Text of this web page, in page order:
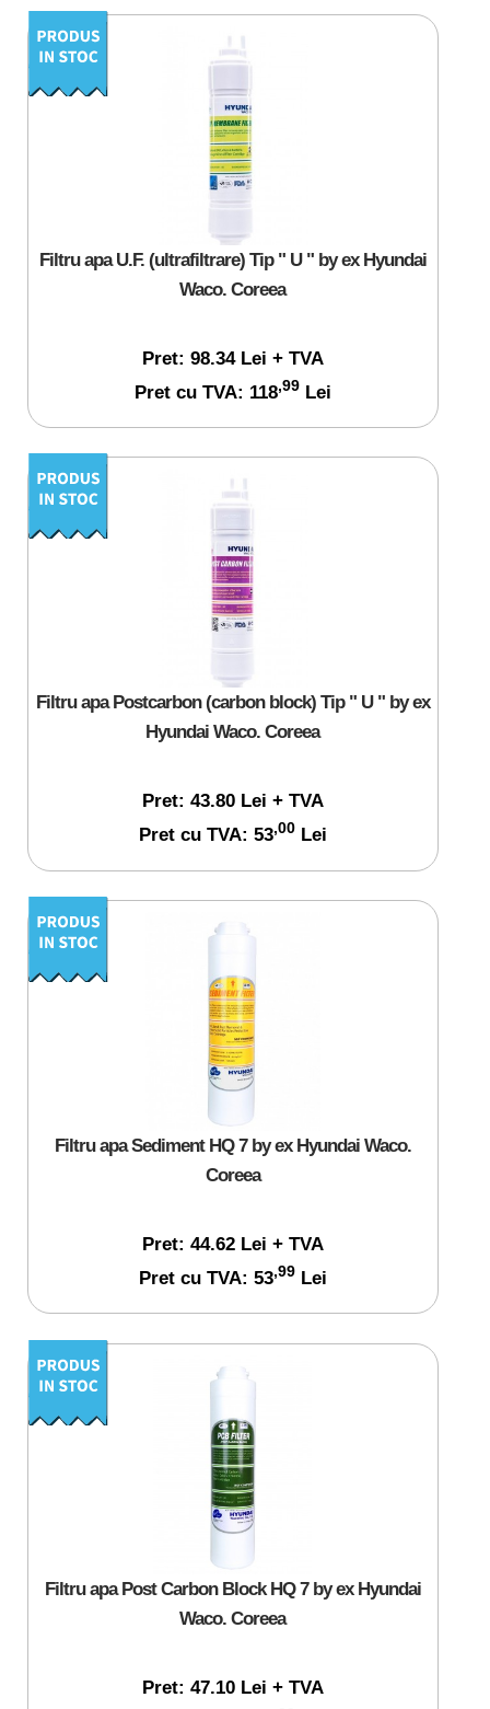
Filtru apa U.F. (ultrafiltrare) Tip " U " by ex Hyundai
Waco. Coreea
Pret: 98.34 Lei + TVA
Pret cu TVA: 118,99Lei
Filtru apa Postcarbon (carbon block) Tip " U " by ex
Hyundai Waco. Coreea
Pret: 43.80 Lei + TVA
Pret cu TVA: 53,00Lei
Filtru apa Sediment HQ 7 by ex Hyundai Waco.
Coreea
Pret: 44.62 Lei + TVA
Pret cu TVA: 53,99Lei
Filtru apa Post Carbon Block HQ 7 by ex Hyundai
Waco. Coreea
Pret: 47.10 Lei + TVA